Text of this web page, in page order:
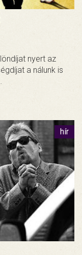
nyert az
a nálunk is
hír